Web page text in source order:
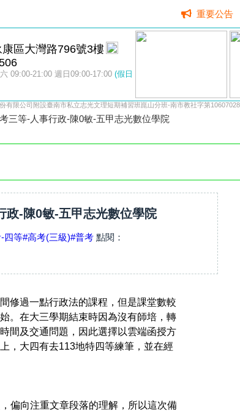
重要公告
區大灣路796號3樓
09:00-21:00 週日09:00-17:00 (假日
有限公司附設臺南市私立志光文理短期補習班崑山分班-南市教社字第
三等-人事行政-陳0敏-五甲志光數位學院
政-陳0敏-五甲志光數位學院
四等#高考(三級)#普考 點閱：
修過一點行政法的課程，但是課堂數較
。在大三學期結束時因為沒有師培，轉
間及交通問題，因此選擇以雲端函授方
，大四有去113地特四等練筆，並在經
偏向注重文章段落的理解，所以這次備